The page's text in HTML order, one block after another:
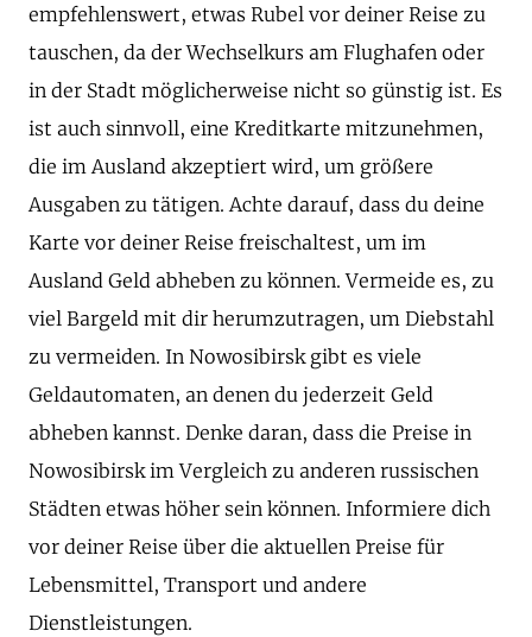
empfehlenswert, etwas Rubel vor deiner Reise zu
tauschen, da der Wechselkurs am Flughafen oder
in der Stadt möglicherweise nicht so günstig ist. Es
ist auch sinnvoll, eine Kreditkarte mitzunehmen,
die im Ausland akzeptiert wird, um größere
Ausgaben zu tätigen. Achte darauf, dass du deine
Karte vor deiner Reise freischaltest, um im
Ausland Geld abheben zu können. Vermeide es, zu
viel Bargeld mit dir herumzutragen, um Diebstahl
zu vermeiden. In Nowosibirsk gibt es viele
Geldautomaten, an denen du jederzeit Geld
abheben kannst. Denke daran, dass die Preise in
Nowosibirsk im Vergleich zu anderen russischen
Städten etwas höher sein können. Informiere dich
vor deiner Reise über die aktuellen Preise für
Lebensmittel, Transport und andere
Dienstleistungen.